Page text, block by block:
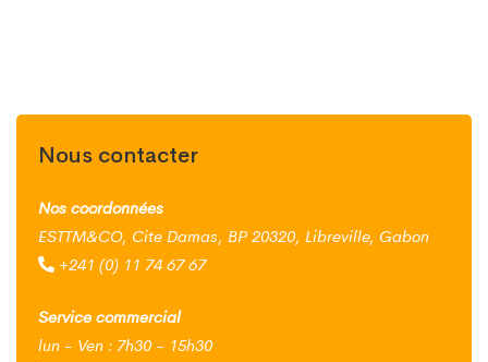
Nous contacter
Nos coordonnées
ESTTM&CO, Cite Damas, BP 20320, Libreville, Gabon
+241 (0) 11 74 67 67
Service commercial
lun - Ven : 7h30 - 15h30